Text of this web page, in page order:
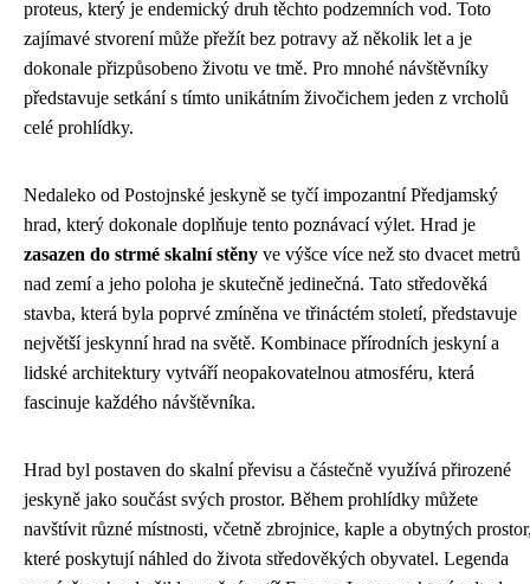
proteus, který je endemický druh těchto podzemních vod. Toto
zajímavé stvorení může přežít bez potravy až několik let a je
dokonale přizpůsobeno životu ve tmě. Pro mnohé návštěvníky
představuje setkání s tímto unikátním živočichem jeden z vrcholů
celé prohlídky.
Nedaleko od Postojnské jeskyně se tyčí impozantní Předjamský
hrad, který dokonale doplňuje tento poznávací výlet. Hrad je
zasazen do strmé skalní stěny ve výšce více než sto dvacet metrů
nad zemí a jeho poloha je skutečně jedinečná. Tato středověká
stavba, která byla poprvé zmíněna ve třináctém století, představuje
největší jeskynní hrad na světě. Kombinace přírodních jeskyní a
lidské architektury vytváří neopakovatelnou atmosféru, která
fascinuje každého návštěvníka.
Hrad byl postaven do skalní převisu a částečně využívá přirozené
jeskyně jako součást svých prostor. Během prohlídky můžete
navštívit různé místnosti, včetně zbrojnice, kaple a obytných
které poskytují náhled do života středověkých obyvatel. Legenda